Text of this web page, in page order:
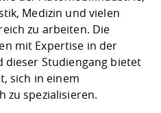
Medizin und vielen
zu arbeiten. Die
mit Expertise in der
dieser Studiengang bietet
sich in einem
zu spezialisieren.